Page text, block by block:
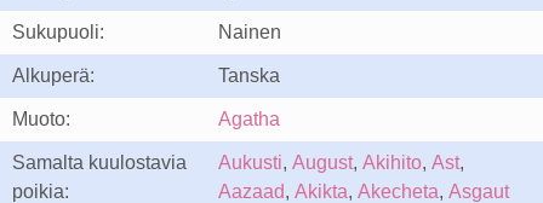
Sukupuoli: Nainen
Alkuperä: Tanska
Muoto: Agatha
Samalta kuulostavia
poikia:
Aukusti, August, Akihito, Ast,
Aazaad, Akikta, Akecheta, Asgaut